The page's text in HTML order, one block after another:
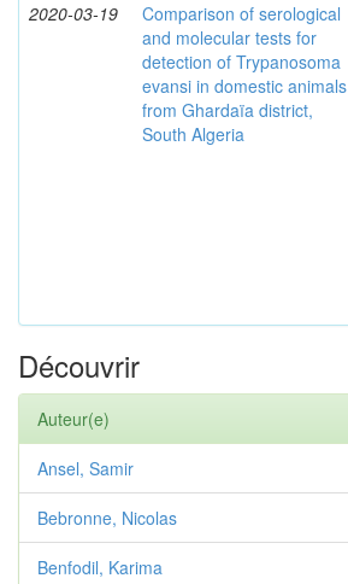
2020-03-19
Comparison of serological
and molecular tests for
detection of Trypanosoma
evansi in domestic animals
from Ghardaïa district,
South Algeria
Découvrir
Auteur(e)
Ansel, Samir
Bebronne, Nicolas
Benfodil, Karima